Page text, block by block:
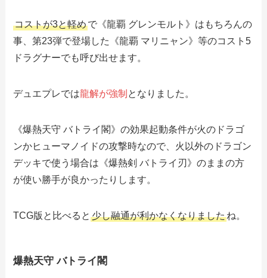
コストが3と軽めで《龍覇 グレンモルト》はもちろんの
事、第23弾で登場した《龍覇 マリニャン》等のコスト5
ドラグナーでも呼び出せます。
デュエプレでは龍解が強制 となりました。
《爆熱天守 バトライ閣》の効果起動条件が火のドラゴ
ンかヒューマノイドの攻撃時なので、火以外のドラゴン
デッキで使う場合は《爆熱剣 バトライ刃》のままの方
が使い勝手が良かったりします。
TCG版と比べると少し融通が利かなくなりましたね。
爆熱天守 バトライ閣